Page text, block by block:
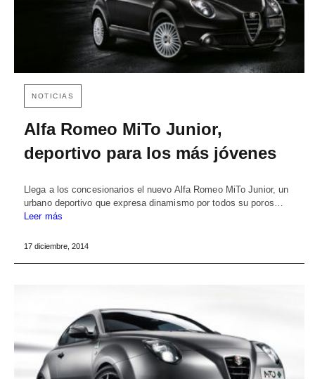
NOTICIAS
Alfa Romeo MiTo Junior,
deportivo para los más jóvenes
Llega a los concesionarios el nuevo Alfa Romeo MiTo Junior, un
urbano deportivo que expresa dinamismo por todos su poros…
Leer más
17 diciembre, 2014